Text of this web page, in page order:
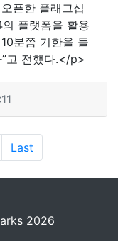
픈한 플래그십
플랫폼을 활용
분쯤 기한을 들
고 전했다.</p>
Last
2026